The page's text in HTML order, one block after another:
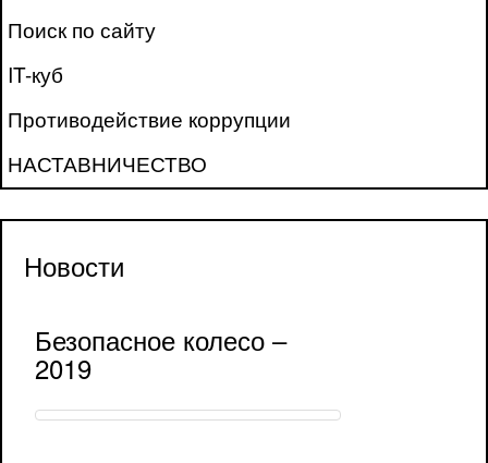
Поиск по сайту
IT-куб
Противодействие коррупции
НАСТАВНИЧЕСТВО
Новости
Безопасное колесо –
2019